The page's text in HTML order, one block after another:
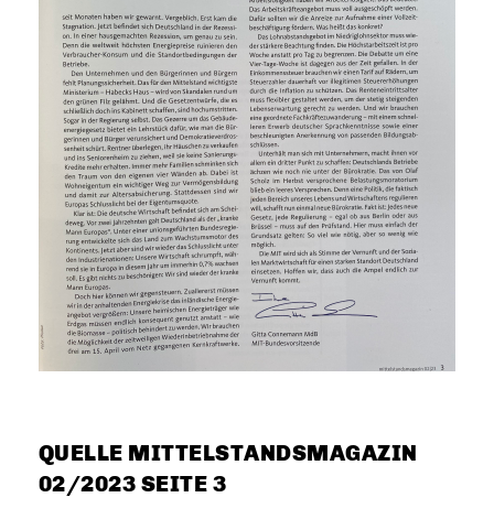
QUELLE MITTELSTANDSMAGAZIN
02/2023 SEITE 3